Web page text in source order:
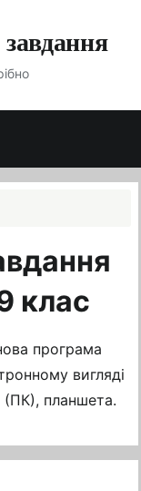
клас
програма
вигляді
(ПК), планшета.